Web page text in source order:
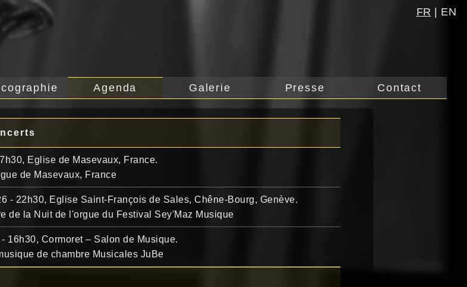
FR EN
Agenda Galerie Presse Contact
Eglise de Masevaux, France.
de Masevaux, France
- 22h30, Eglise Saint-François de Sales, Chêne-Bourg, Genève.
de la Nuit de l'orgue du Festival Sey'Maz Musique
16h30, Cormoret – Salon de Musique.
de chambre Musicales JuBe